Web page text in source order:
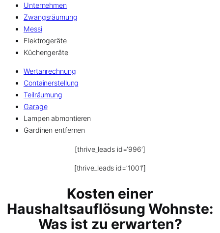
Unternehmen
Zwangsräumung
Messi
Elektrogeräte
Küchengeräte
Wertanrechnung
Containerstellung
Teilräumung
Garage
Lampen abmontieren
Gardinen entfernen
[thrive_leads id=’996′]
[thrive_leads id=’1001′]
Kosten einer
Haushaltsauflösung Wohnste:
Was ist zu erwarten?